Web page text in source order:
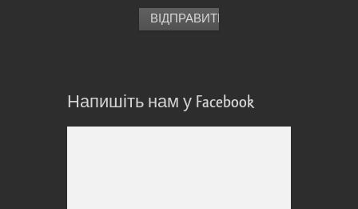
Напишіть нам у Facebook